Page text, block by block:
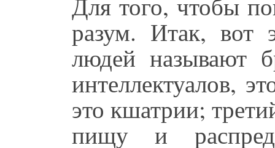
разум. Итак, вот
людей называют
интеллектуалов,
это кшатрии;
пищу и